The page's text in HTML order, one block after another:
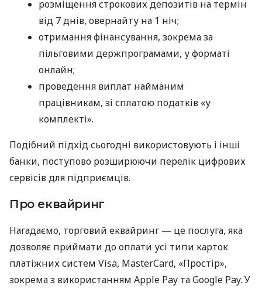
розміщення строкових депозитів на термін
від 7 днів, овернайту на 1 ніч;
отримання фінансування, зокрема за
пільговими держпрограмами, у форматі
онлайн;
проведення виплат найманим
працівникам, зі сплатою податків «у
комплекті».
Подібний підхід сьогодні використовують і інші
банки, поступово розширюючи перелік цифрових
сервісів для підприємців.
Про еквайринг
Нагадаємо, торговий еквайринг — це послуга, яка
дозволяє приймати до оплати усі типи карток
платіжних систем Visa, MasterCard, «Простір»,
зокрема з використанням Apple Pay та Google Pay. У